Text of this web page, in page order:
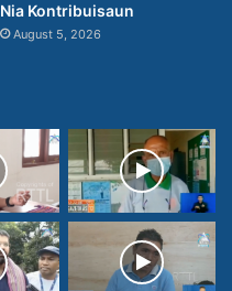
Nia Kontribuisaun
August 5, 2026